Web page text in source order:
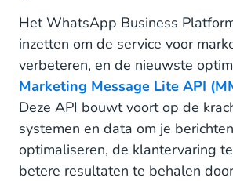
Het WhatsApp Business
inzetten om de service voor
verbeteren, en de nieuwste
Marketing Message Lite API
Deze API bouwt voort op de
systemen en data om je
optimaliseren, de klantervaring
betere resultaten te behalen